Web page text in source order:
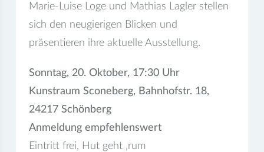
Marie-Luise Loge und Mathias Lagler stellen
sich den neugierigen Blicken und
präsentieren ihre aktuelle Ausstellung.
Sonntag, 20. Oktober, 17:30 Uhr
Kunstraum Sconeberg, Bahnhofstr. 18,
24217 Schönberg
Anmeldung empfehlenswert
Eintritt frei, Hut geht ‚rum